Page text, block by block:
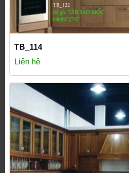
TB_114
Liên hệ